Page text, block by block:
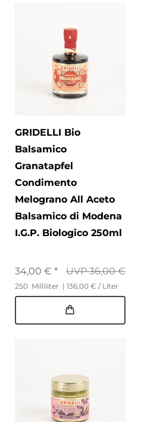
GRIDELLI Bio
Balsamico
Granatapfel
Condimento
Melograno All Aceto
Balsamico di Modena
I.G.P. Biologico 250ml
UVP 36,00 €
34,00 € *
250 Milliliter | 136,00 € / Liter